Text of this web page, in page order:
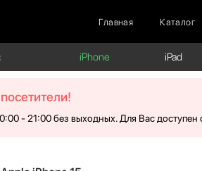
Главная Каталог
iPhone iPad
- 21:00 без выходных. Для Вас доступен